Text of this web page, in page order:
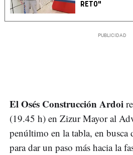
RETO"
El Osés Construcción Ardoi
(19.45 h) en Zizur Mayor al
penúltimo en la tabla, en busca
para dar un paso más hacia la